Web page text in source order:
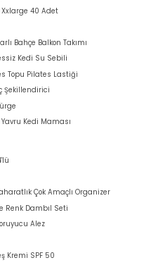
Xxlarge 40 Adet
Bahçe Balkon Takımı
Kedi Su Sebili
Topu Pilates Lastiği
Şekillendirici
Kedi Maması
Çok Amaçlı Organizer
Renk Dambıl Seti
Alez
Kremi SPF 50